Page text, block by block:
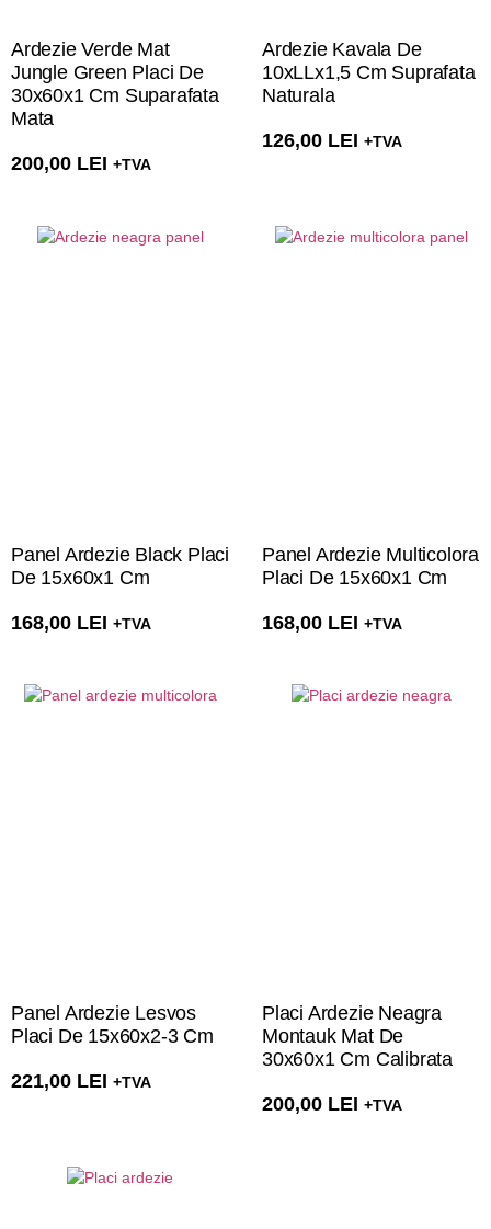
Ardezie Verde Mat
Jungle Green Placi De
30x60x1 Cm Suparafata
Mata
200,00 LEI +TVA
Ardezie Kavala De
10xLLx1,5 Cm Suprafata
Naturala
126,00 LEI +TVA
Panel Ardezie Black Placi
De 15x60x1 Cm
168,00 LEI +TVA
Panel Ardezie Multicolora
Placi De 15x60x1 Cm
168,00 LEI +TVA
Panel Ardezie Lesvos
Placi De 15x60x2-3 Cm
221,00 LEI +TVA
Placi Ardezie Neagra
Montauk Mat De
30x60x1 Cm Calibrata
200,00 LEI +TVA